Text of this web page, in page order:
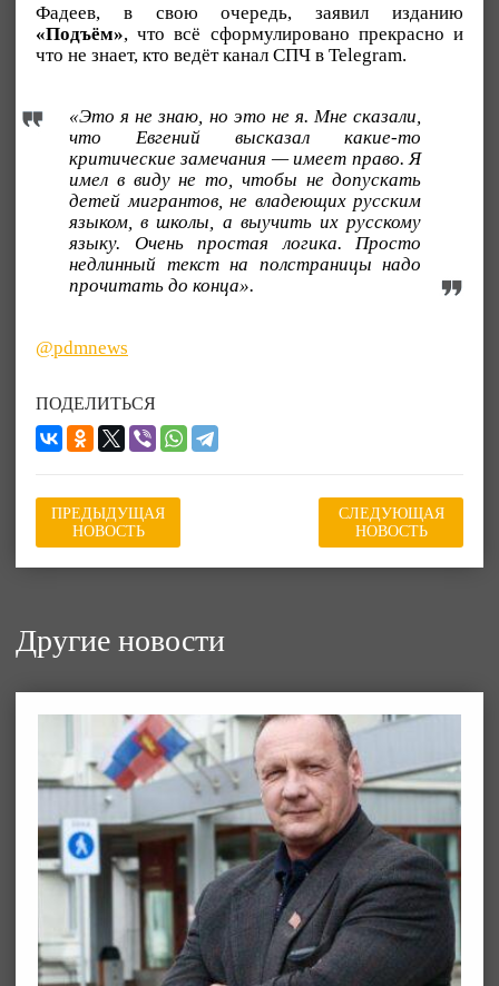
Фадеев, в свою очередь, заявил изданию
«Подъём», что всё сформулировано прекрасно и
что не знает, кто ведёт канал СПЧ в Telegram.
«Это я не знаю, но это не я. Мне сказали,
что Евгений высказал какие-то
критические замечания — имеет право. Я
имел в виду не то, чтобы не допускать
детей мигрантов, не владеющих русским
языком, в школы, а выучить их русскому
языку. Очень простая логика. Просто
недлинный текст на полстраницы надо
прочитать до конца».
@pdmnews
ПОДЕЛИТЬСЯ
ПРЕДЫДУЩАЯ
НОВОСТЬ
СЛЕДУЮЩАЯ
НОВОСТЬ
Другие новости